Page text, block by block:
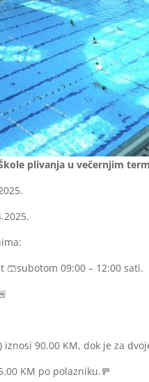
plivanja u večernjim
🩳subotom 09:00 – 12:00 sati.
90.00 KM, dok je za
KM po polazniku.🚥